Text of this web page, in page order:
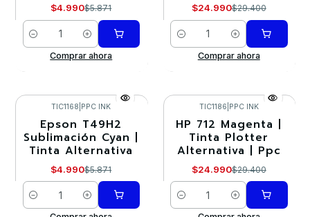
$4.990$5.871
Cantidad
Comprar ahora
$24.990$29.400
Cantidad
Comprar ahora
-15%
TIC1168 PPC INK
Epson T49H2
Sublimación Cyan |
Tinta Alternativa
$4.990$5.871
Cantidad
-15%
TIC1186 PPC INK
HP 712 Magenta |
Tinta Plotter
Alternativa | Ppc
$24.990$29.400
Cantidad